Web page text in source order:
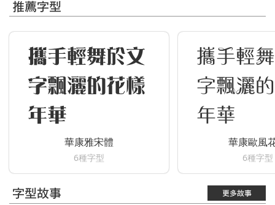
推薦字型
攜手輕舞於文
字飄灑的花樣
年華
華康雅宋體
6種字型
攜手輕
字飄灑
年華
華康歐風
6種字型
字型故事 更多故事